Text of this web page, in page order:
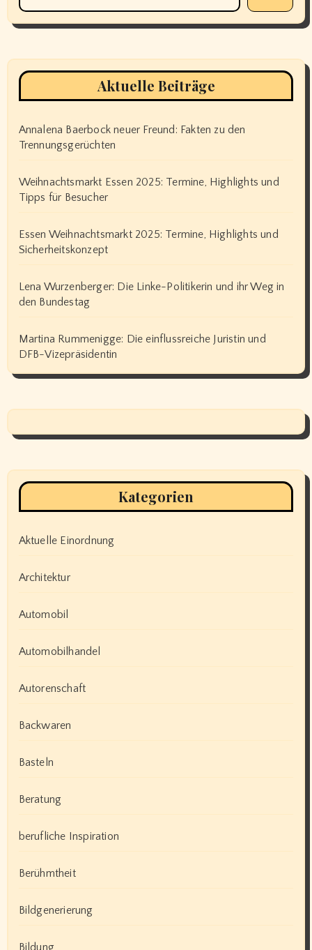
Aktuelle Beiträge
Annalena Baerbock neuer Freund: Fakten zu den
Trennungsgerüchten
Weihnachtsmarkt Essen 2025: Termine, Highlights und
Tipps für Besucher
Essen Weihnachtsmarkt 2025: Termine, Highlights und
Sicherheitskonzept
Lena Wurzenberger: Die Linke-Politikerin und ihr Weg in
den Bundestag
Martina Rummenigge: Die einflussreiche Juristin und
DFB-Vizepräsidentin
Kategorien
Aktuelle Einordnung
Architektur
Automobil
Automobilhandel
Autorenschaft
Backwaren
Basteln
Beratung
berufliche Inspiration
Berühmtheit
Bildgenerierung
Bildung